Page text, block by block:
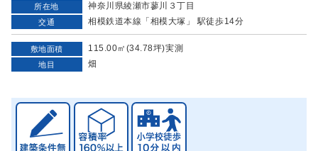
所在地 神奈川県綾瀬市蓼川３丁目
交通 相模鉄道本線「相模大塚」 駅徒歩14分
敷地面積 115.00㎡(34.78坪)実測
地目 畑